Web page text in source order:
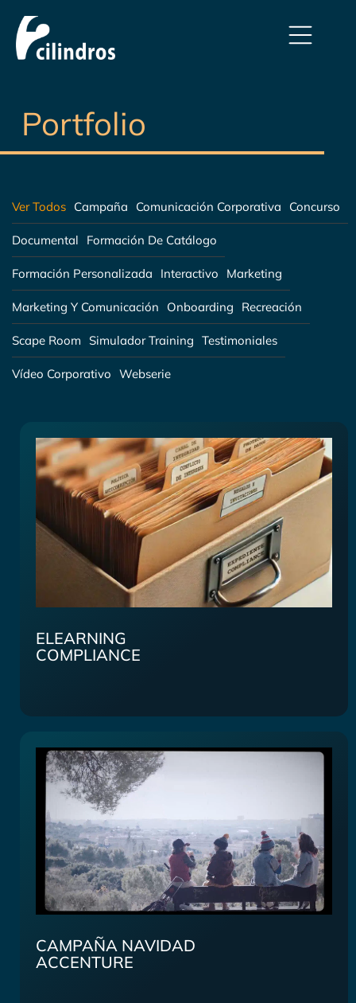
Portfolio
Ver Todos Campaña Comunicación Corporativa Concurso
Documental Formación De Catálogo
Formación Personalizada Interactivo Marketing
Marketing Y Comunicación Onboarding Recreación
Scape Room Simulador Training Testimoniales
Vídeo Corporativo Webserie
ELEARNING
COMPLIANCE
CAMPAÑA NAVIDAD
ACCENTURE